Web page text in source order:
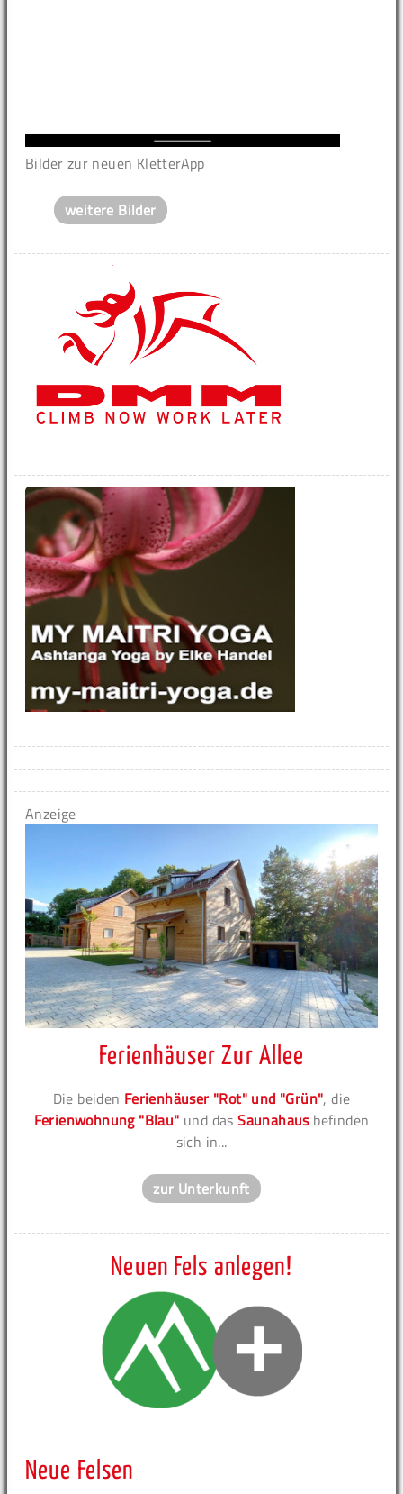
Bilder zur neuen KletterApp
weitere Bilder
Anzeige
Ferienhäuser Zur Allee
Die beiden Ferienhäuser "Rot" und "Grün", die
Ferienwohnung "Blau" und dasSaunahausbefinden
sich in...
zur Unterkunft
Neuen Fels anlegen!
Neue Felsen